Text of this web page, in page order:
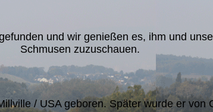
und wir genießen es, ihm und
Schmusen zuzuschauen.
/ USA geboren. Später wurde er von